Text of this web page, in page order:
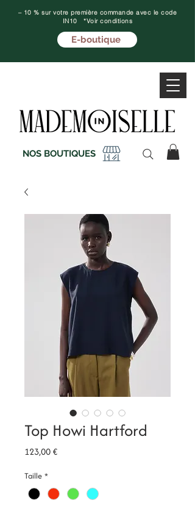
– 10 % sur votre première commande avec le code
IN10 *Voir conditions
E-boutique
NOS BOUTIQUES
Top Howi Hartford
123,00 €Prix
Taille *